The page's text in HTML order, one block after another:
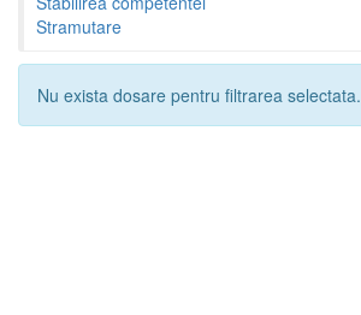
Stramutare
Nu exista dosare pentru filtrarea selectata.